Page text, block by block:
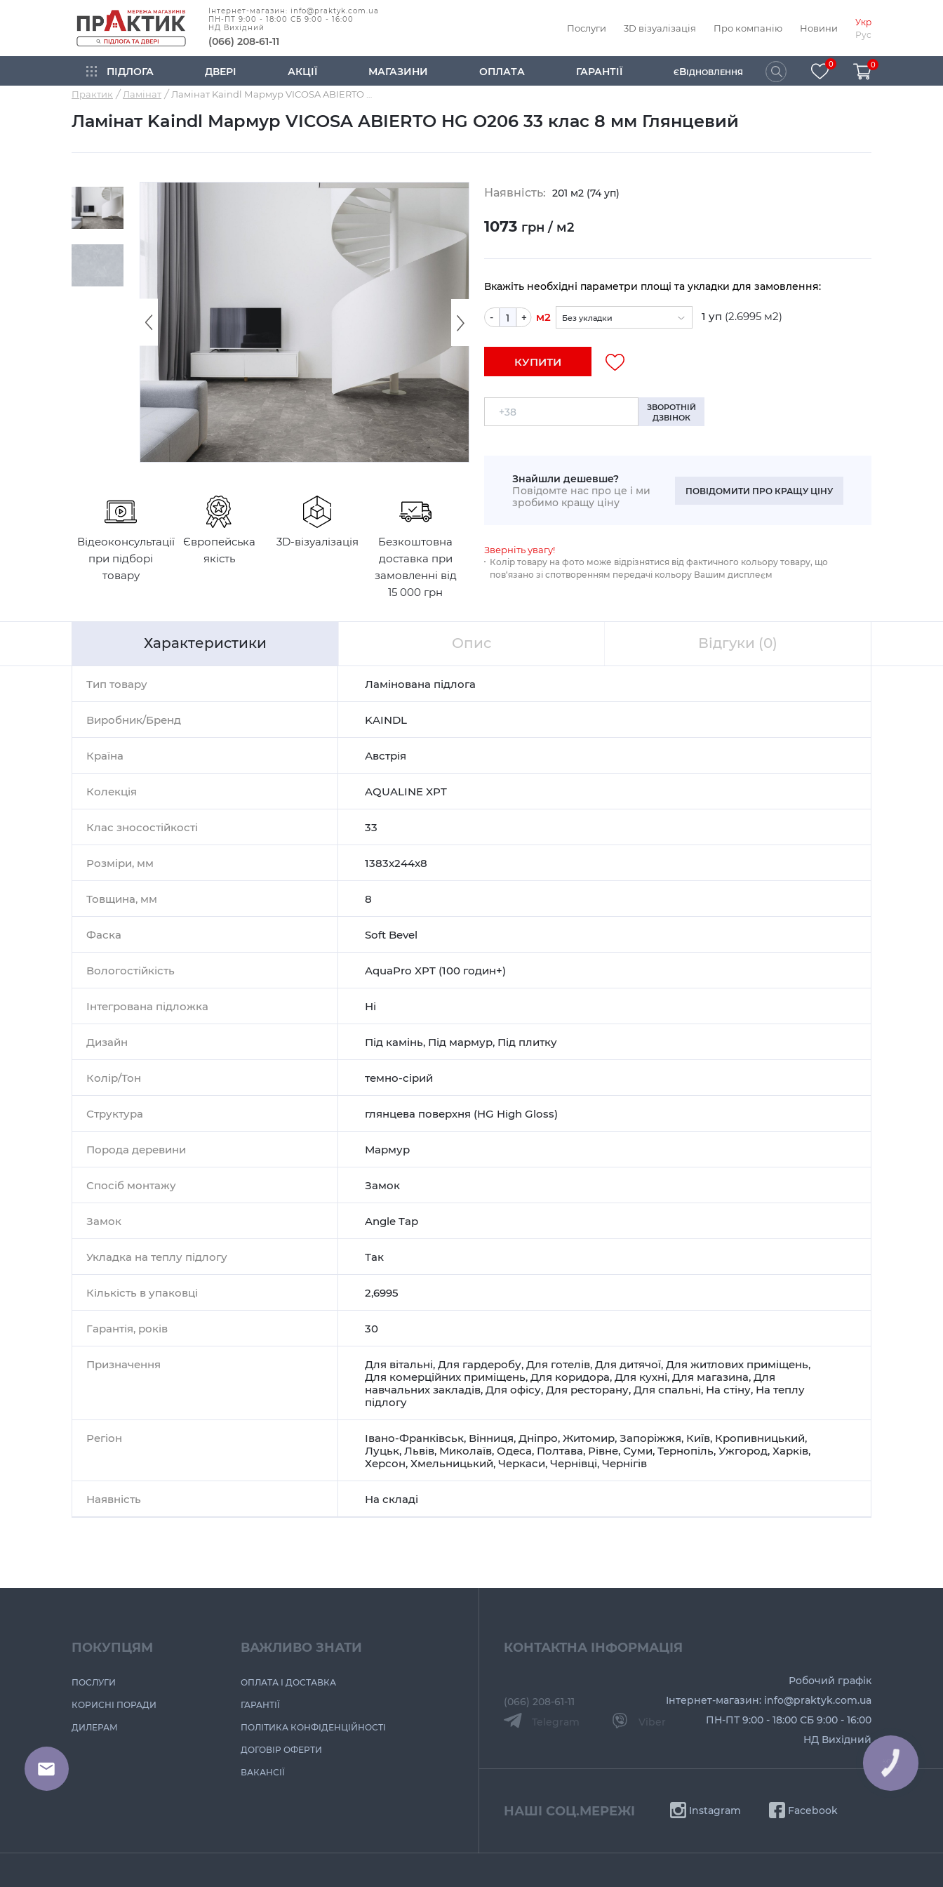
Інтернет-магазин: info@praktyk.com.ua
ПН-ПТ 9:00 - 18:00 СБ 9:00 - 16:00
НД Вихідний
(066) 208-61-11
Послуги 3D візуалізація Про компанію Новини
Укр
Рус
ПІДЛОГА ДВЕРІ АКЦІЇ МАГАЗИНИ ОПЛАТА ГАРАНТІЇ ЄВІДНОВЛЕННЯ
0 0
Практик Ламінат
Ламінат Kaindl Мармур VICOSA ABIERTO HG O206 33 клас 8 мм Глянцевий
Відеоконсультації
при підборі
товару
Європейська
якість
3D-візуалізація
Безкоштовна
доставка при
замовленні від
15 000 грн
Наявність: 201 м2 (74 уп)
1073 грн / м2
Вкажіть необхідні параметри площі та укладки для замовлення:
- + м2 Без укладки
Укладка по діагоналі (+10%)
1 уп (2.6995 м2)
КУПИТИ
ЗВОРОТНІЙ
ДЗВІНОК
Знайшли дешевше?
Повідомте нас про це і ми
зробимо кращу ціну
ПОВІДОМИТИ ПРО КРАЩУ ЦІНУ
Зверніть увагу!
Колір товару на фото може відрізнятися від фактичного кольору товару, що
пов‘язано зі спотворенням передачі кольору Вашим дисплеєм
Характеристики Опис Відгуки (0)
Тип товару Ламінована підлога
Виробник/Бренд KAINDL
Країна Австрія
Колекція AQUALINE XPT
Клас зносостійкості 33
Розміри, мм 1383x244x8
Товщина, мм 8
Фаска Soft Bevel
Вологостійкість AquaPro XPT (100 годин+)
Інтегрована підложка Ні
Дизайн Під камінь, Під мармур, Під плитку
Колір/Тон темно-сірий
Структура глянцева поверхня (HG High Gloss)
Порода деревини Мармур
Спосіб монтажу Замок
Замок Angle Tap
Укладка на теплу підлогу Так
Кількість в упаковці 2,6995
Гарантія, років 30
Призначення Для вітальні, Для гардеробу, Для готелів, Для дитячої, Для житлових приміщень,
Для комерційних приміщень, Для коридора, Для кухні, Для магазина, Для
навчальних закладів, Для офісу, Для ресторану, Для спальні, На стіну, На теплу
підлогу
Регіон Івано-Франківськ, Вінниця, Дніпро, Житомир, Запоріжжя, Київ, Кропивницький,
Луцьк, Львів, Миколаїв, Одеса, Полтава, Рівне, Суми, Тернопіль, Ужгород, Харків,
Херсон, Хмельницький, Черкаси, Чернівці, Чернігів
Наявність На складі
ПОКУПЦЯМ
ПОСЛУГИ
КОРИСНІ ПОРАДИ
ДИЛЕРАМ
ВАЖЛИВО ЗНАТИ
ОПЛАТА І ДОСТАВКА
ГАРАНТІЇ
ПОЛІТИКА КОНФІДЕНЦІЙНОСТІ
ДОГОВІР ОФЕРТИ
ВАКАНСІЇ
КОНТАКТНА ІНФОРМАЦІЯ
(066) 208-61-11
Telegram
Viber
Робочий графік
Інтернет-магазин: info@praktyk.com.ua
ПН-ПТ 9:00 - 18:00 СБ 9:00 - 16:00
НД Вихідний
НАШІ СОЦ.МЕРЕЖІ Instagram Facebook